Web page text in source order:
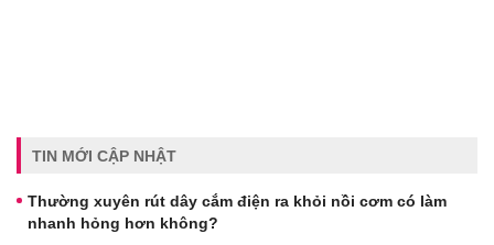
TIN MỚI CẬP NHẬT
Thường xuyên rút dây cắm điện ra khỏi nồi cơm có làm
nhanh hỏng hơn không?